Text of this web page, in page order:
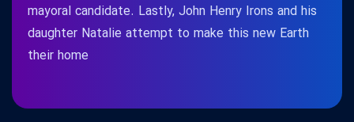
mayoral candidate. Lastly, John Henry Irons and his
daughter Natalie attempt to make this new Earth
their home